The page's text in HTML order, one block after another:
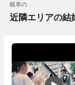
岐阜の
近隣エリアの結